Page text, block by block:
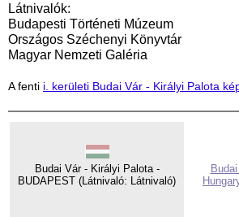
Látnivalók:
Budapesti Történeti Múzeum
Országos Széchenyi Könyvtár
Magyar Nemzeti Galéria
A fenti i. kerületi Budai Vár - Királyi Palota
Budai Vár - Királyi Palota -
BUDAPEST (Látnivaló: Látnivaló)